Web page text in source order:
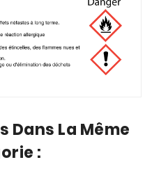
Dans La Même
: